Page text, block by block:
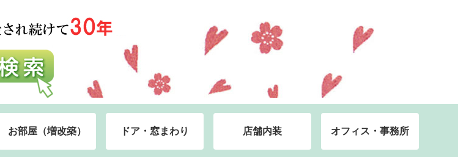
お部屋（増改築） ドア・窓まわり 店舗内装 オフィス・事務所